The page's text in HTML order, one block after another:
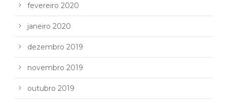
fevereiro 2020
janeiro 2020
dezembro 2019
novembro 2019
outubro 2019